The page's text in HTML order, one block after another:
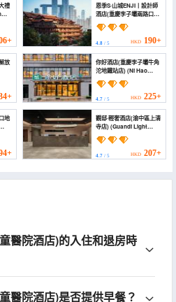
禮
恩季S·山城ENJI丨設計師
酒店(重慶李子壩兩路口地
鐵站店) (Chongqing Enji
S · Hotel)
4.8/ 5 HKD 190+
放
你好酒店(重慶李子壩牛角
沱地鐵站店) (Ni Hao
Hotel (Chongqing Liziba
Niujiaotuo Subway
Station))
4.7/ 5 HKD 225+
地
觀邸·輕奢酒店(渝中區上清
寺店) (Guandi Light
Luxury Hotel
(Shangqingsi Branch,
Yuzhong District))
4.7/ 5 HKD 207+
醫院酒店)的入住和退房時
醫院酒店)是否提供早餐？